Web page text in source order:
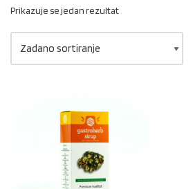
Prikazuje se jedan rezultat